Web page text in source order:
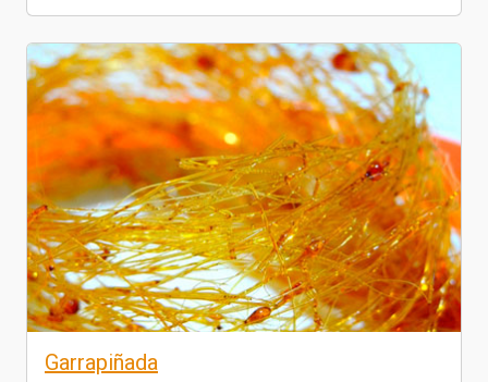
Garrapiñada